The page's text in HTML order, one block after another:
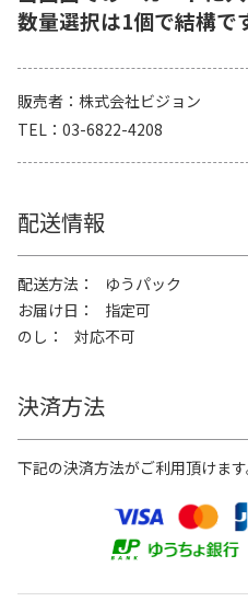
数量選択は1個で結構で
販売者
株式会社ビジョン
TEL
03-6822-4208
配送情報
配送方法
ゆうパック
お届け日
指定可
のし
対応不可
決済方法
下記の決済方法がご利用頂けます